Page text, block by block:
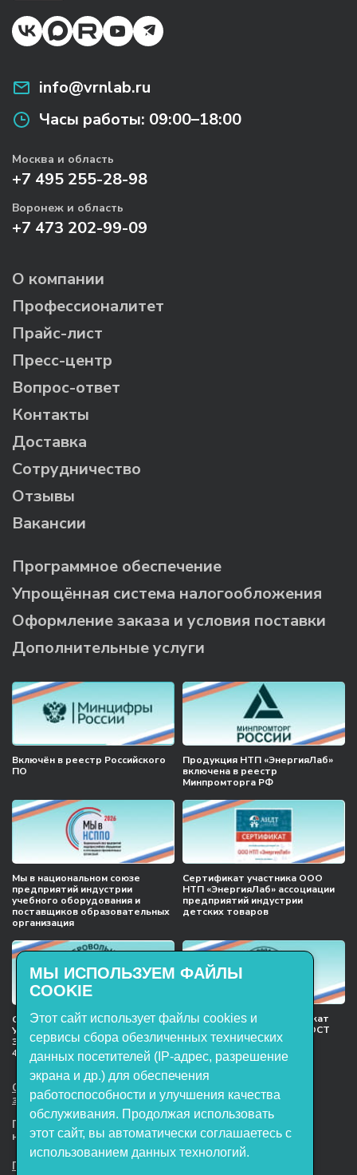
info@vrnlab.ru
Часы работы: 09:00–18:00
Москва и область
+7 495 255-28-98
Воронеж и область
+7 473 202-99-09
О компании
Профессионалитет
Прайс-лист
Пресс-центр
Вопрос-ответ
Контакты
Доставка
Сотрудничество
Отзывы
Вакансии
Программное обеспечение
Упрощённая система налогообложения
Оформление заказа и условия поставки
Дополнительные услуги
Включён в реестр Российского
ПО
Продукция НТП «ЭнергияЛаб»
включена в реестр
Минпромторга РФ
Мы в национальном союзе
предприятий индустрии
учебного оборудования и
поставщиков образовательных
организация
Сертификат участника ООО
НТП «ЭнергияЛаб» ассоциации
предприятий индустрии
детских товаров
Сертификат соответствия
Учебное оборудование, марки
ЭнергияЛаб ТУ 32.99.53–001–
47627947–2021 Серийный выпуск
Международный сертификат
менеджмента качества ГОСТ
ISO 9001:2015
ООО НТП «ЭнергияЛаб». Все права
защищены.
Представленная на сайте информация
не является публичной офертой
Пользовательское соглашение
МЫ ИСПОЛЬЗУЕМ ФАЙЛЫ
COOKIE
Этот сайт использует файлы cookies и
сервисы сбора обезличенных технических
данных посетителей (IP-адрес, разрешение
экрана и др.) для обеспечения
работоспособности и улучшения качества
обслуживания. Продолжая использовать
этот сайт, вы автоматически соглашаетесь с
использованием данных технологий.